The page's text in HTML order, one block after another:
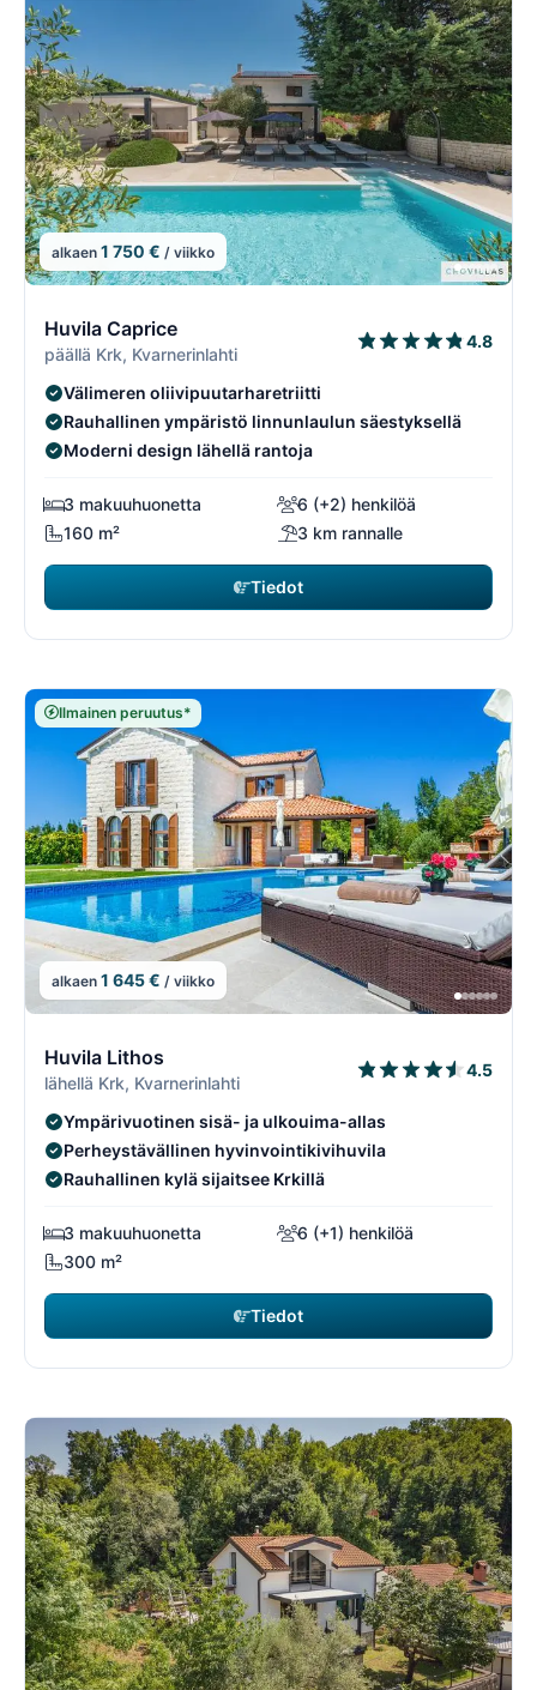
alkaen 1 750 € / viikko
Huvila Caprice
päällä Krk, Kvarnerinlahti
4.8
Välimeren oliivipuutarharetriitti
Rauhallinen ympäristö linnunlaulun säestyksellä
Moderni design lähellä rantoja
3 makuuhuonetta
6 (+2) henkilöä
160 m²
3 km rannalle
Tiedot
Ilmainen peruutus*
alkaen 1 645 € / viikko
Huvila Lithos
lähellä Krk, Kvarnerinlahti
4.5
Ympärivuotinen sisä- ja ulkouima-allas
Perheystävällinen hyvinvointikivihuvila
Rauhallinen kylä sijaitsee Krkillä
3 makuuhuonetta
6 (+1) henkilöä
300 m²
Tiedot